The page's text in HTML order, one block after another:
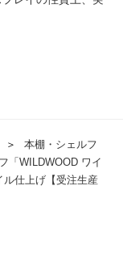
＞
本棚・シェルフ
「WILDWOOD ワイ
仕上げ【受注生産